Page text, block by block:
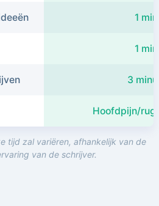
1
1
3
Hoofdpijn/
tijd zal variëren, afhankelijk van de
van de schrijver.